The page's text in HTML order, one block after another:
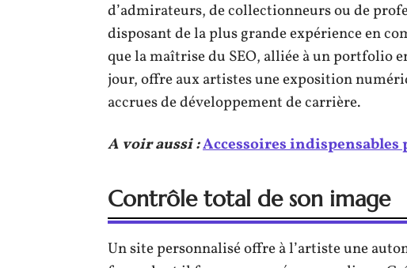
d’admirateurs, de collectionneurs ou de
disposant de la plus grande expérience en
que la maîtrise du SEO, alliée à un portfolio
jour, offre aux artistes une exposition
accrues de développement de carrière.
A voir aussi :Accessoires indispensables
Contrôle total de son image
Un site personnalisé offre à l’artiste une